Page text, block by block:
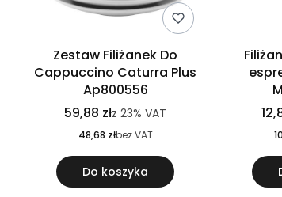
Zestaw Filiżanek Do
Cappuccino Caturra Plus
Ap800556
59,88 złz23% VAT
48,68 złbez VAT
Do koszyka